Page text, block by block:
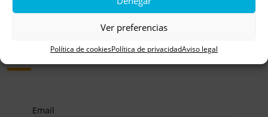
Ver preferencias
Política de cookiesPolítica de privacidadAviso legal
Suscríbete y recibe todas
nuestras novedades y eventos
Email